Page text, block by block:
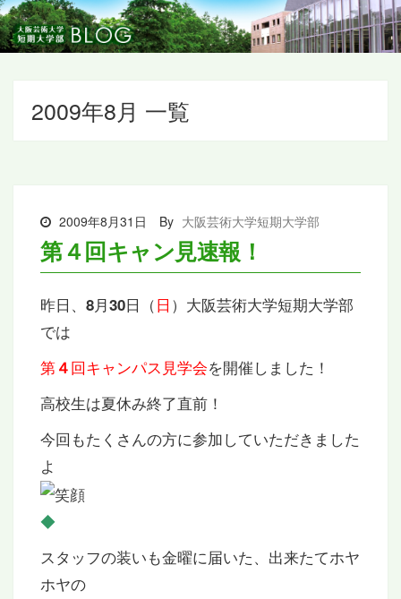
2009年8月 一覧
2009年8月31日 By 大阪芸術大学短期大学部
第４回キャン見速報！
昨日、 8月30日（日 ）大阪芸術大学短期大学部
では
第４回キャンパス見学会を開催しました！
高校生は夏休み終了直前！
今回もたくさんの方に参加していただきました
よ
◆
スタッフの装いも金曜に届いた、出来たてホヤ
ホヤの